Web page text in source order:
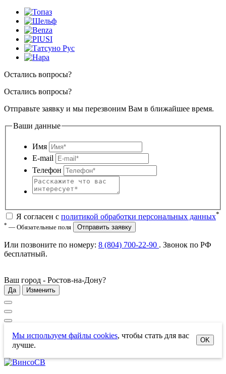
Остались вопросы?
Остались вопросы?
Отправьте заявку и мы перезвоним Вам в ближайшее время.
Ваши данные
Имя
E-mail
Телефон
Я согласен с политикой обработки персональных данных*
* — Обязательные поля Отправить заявку
Или позвоните по номеру: 8 (804) 700-22-90 . Звонок по РФ
бесплатный.
Ваш город - Ростов-на-Дону?
Да Изменить
Мы используем файлы cookies, чтобы стать для вас
лучше.
OK